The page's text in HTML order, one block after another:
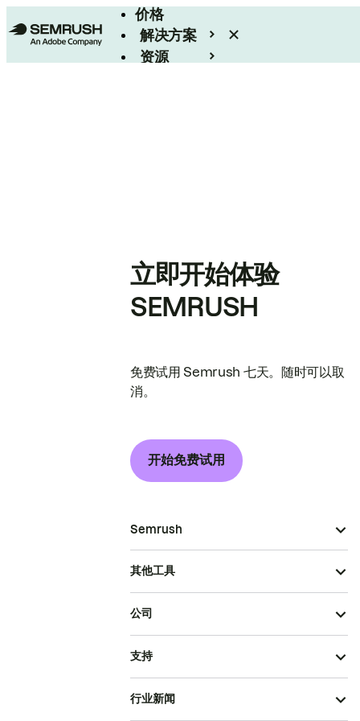
价格
解决方案
资源
立即开始体验
SEMRUSH
免费试用 Semrush 七天。随时可以取
消。
开始免费试用
Semrush
其他工具
公司
支持
行业新闻